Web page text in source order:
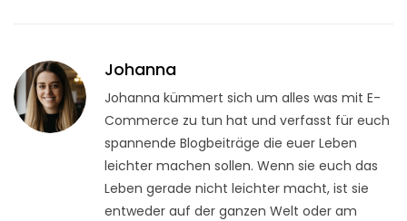
Johanna
Johanna kümmert sich um alles was mit E-
Commerce zu tun hat und verfasst für euch
spannende Blogbeiträge die euer Leben
leichter machen sollen. Wenn sie euch das
Leben gerade nicht leichter macht, ist sie
entweder auf der ganzen Welt oder am